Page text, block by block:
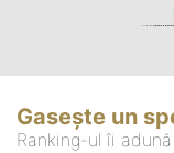
Gasește un
Ranking-ul îi